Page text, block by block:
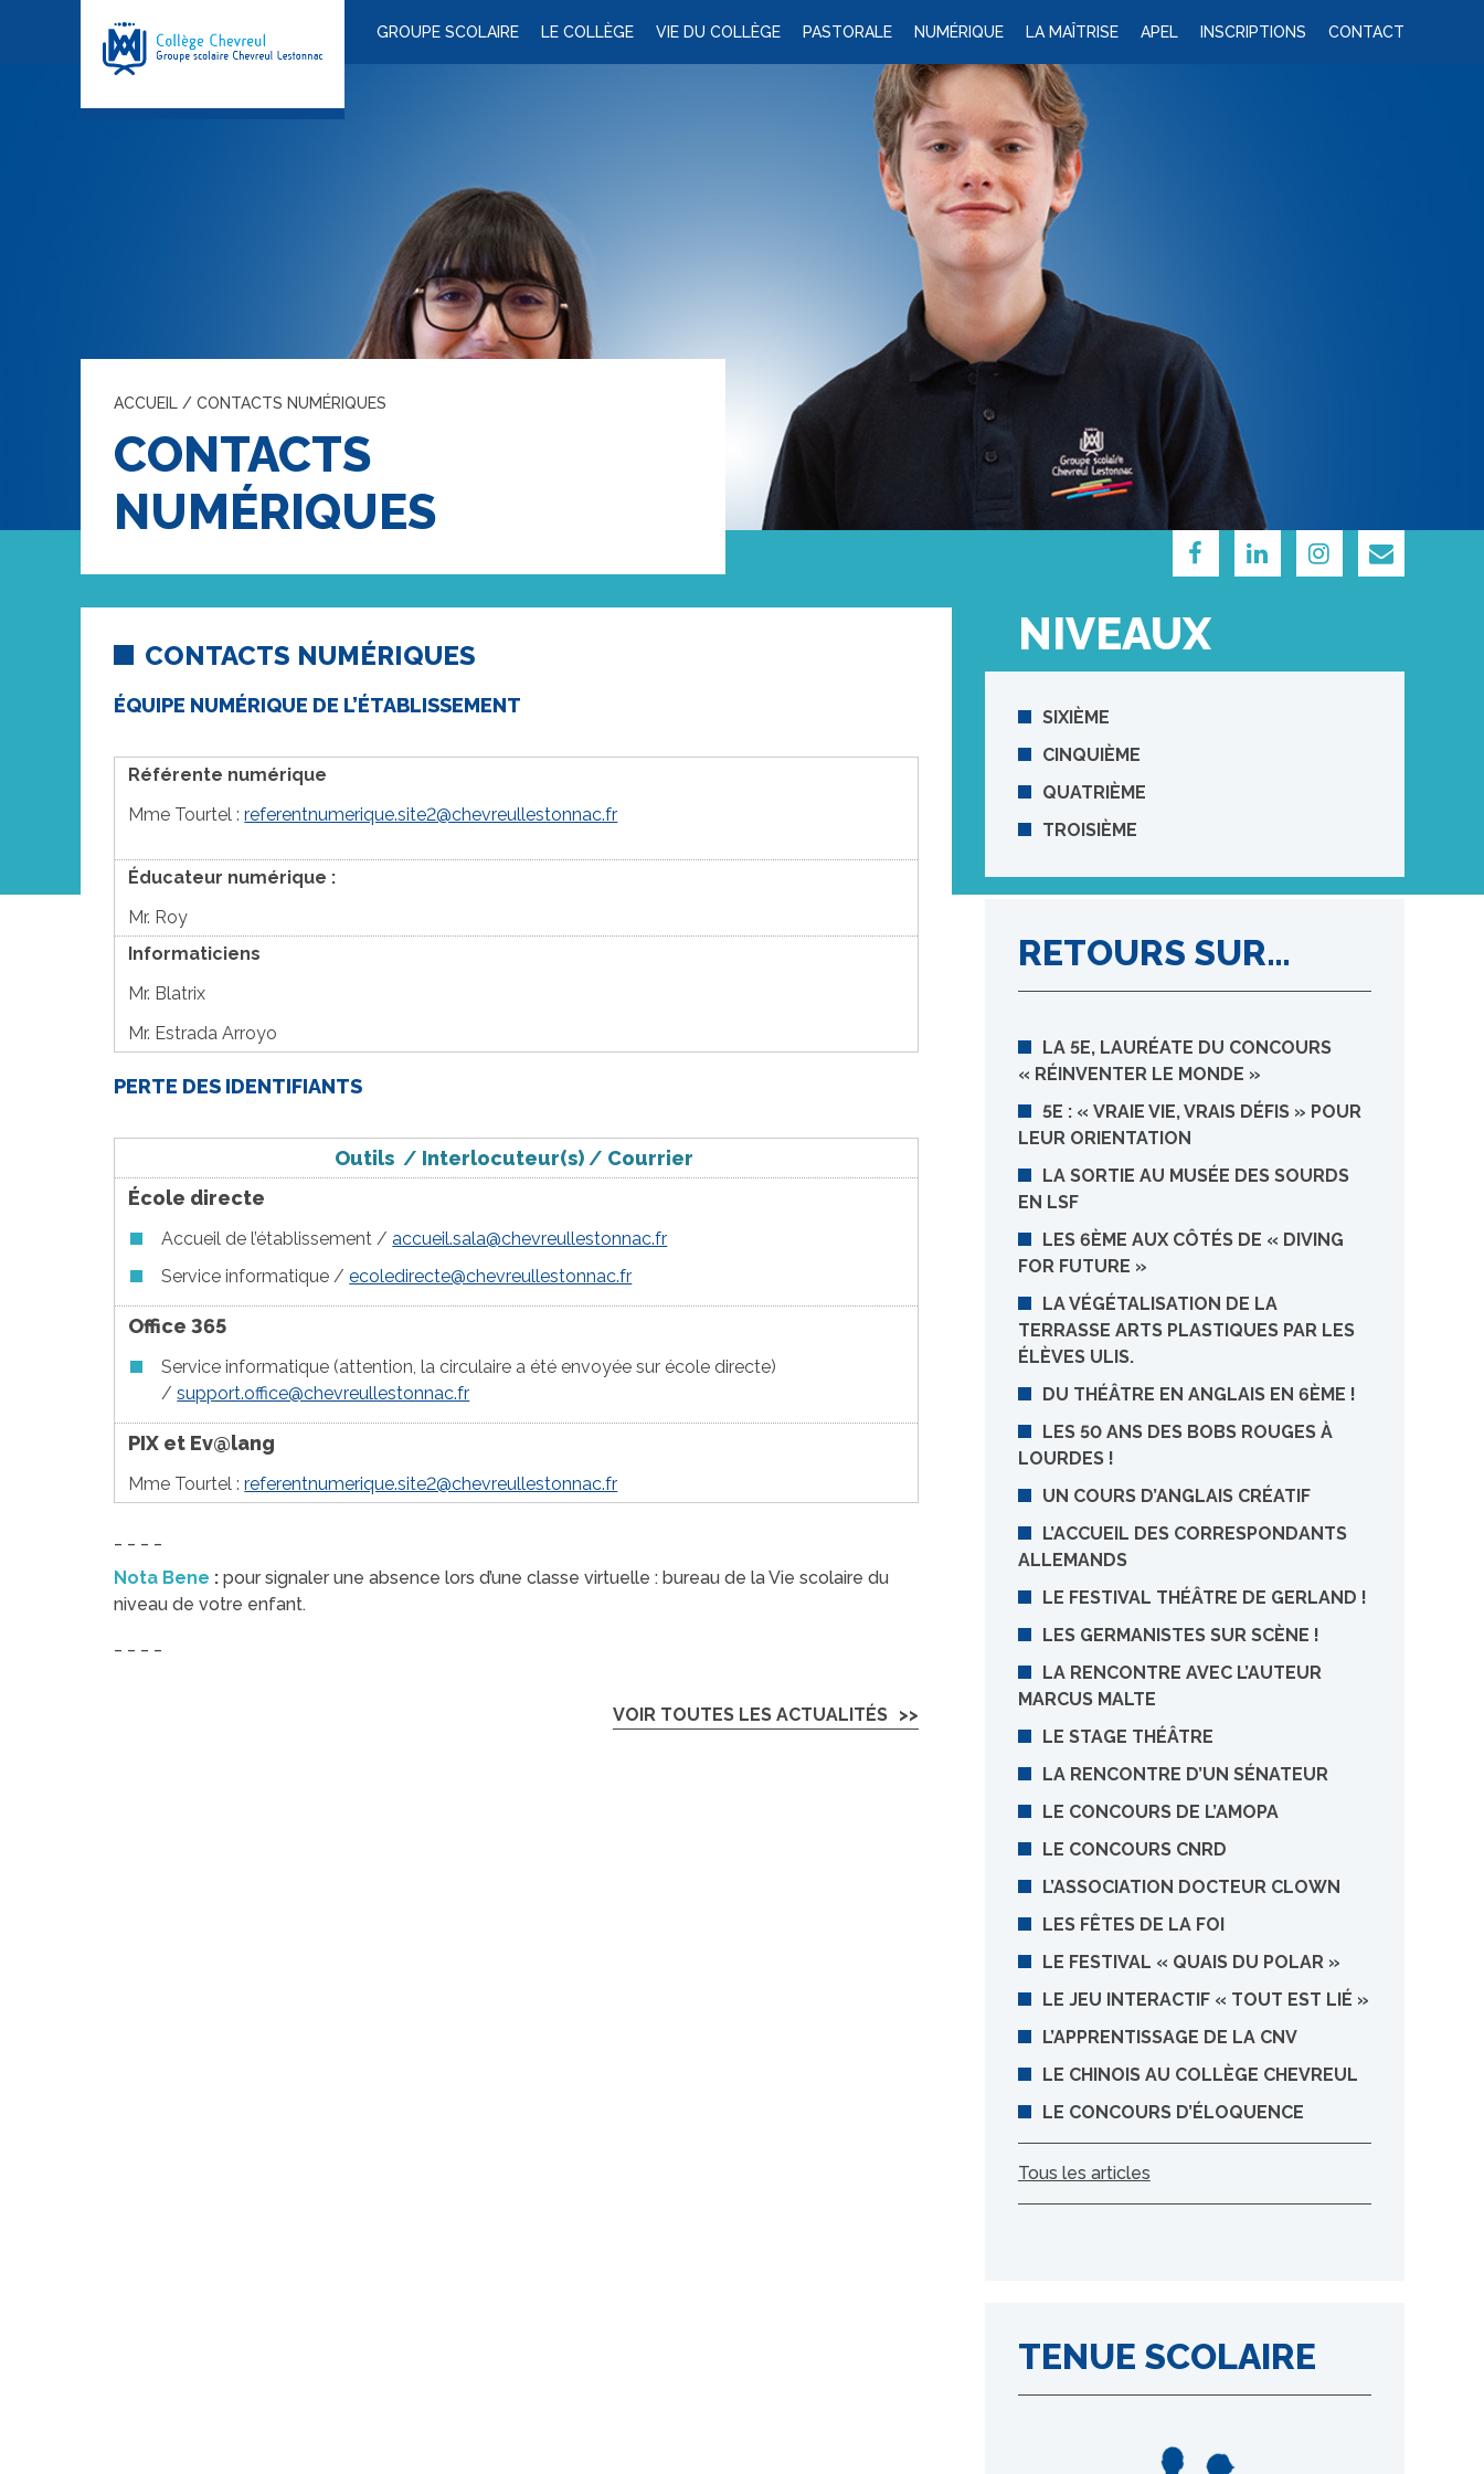
GROUPE SCOLAIRE LE COLLÈGE VIE DU COLLÈGE PASTORALE NUMÉRIQUE LA MAÎTRISE APEL INSCRIPTIONS CONTACT
ACCUEIL / CONTACTS NUMÉRIQUES
CONTACTS
NUMÉRIQUES
CONTACTS NUMÉRIQUES
ÉQUIPE NUMÉRIQUE DE L’ÉTABLISSEMENT
Référente numérique
Mme Tourtel :referentnumerique.site2@chevreullestonnac.fr
Éducateur numérique :
Mr. Roy
Informaticiens
Mr. Blatrix
Mr. Estrada Arroyo
PERTE DES IDENTIFIANTS
Outils/ Interlocuteur(s)/ Courrier
École directe
Accueil de l’établissement /accueil.sala@chevreullestonnac.fr
Service informatique /ecoledirecte@chevreullestonnac.fr
Office 365
Service informatique (attention, la circulaire a été envoyée sur école directe)
/support.office@chevreullestonnac.fr
PIX et Ev@lang
Mme Tourtel :referentnumerique.site2@chevreullestonnac.fr
Nota Bene : pour signaler une absence lors d’une classe virtuelle : bureau de la Vie scolaire du
niveau de votre enfant.
VOIR TOUTES LES ACTUALITÉS
NIVEAUX
SIXIÈME
CINQUIÈME
QUATRIÈME
TROISIÈME
RETOURS SUR…
LA 5E, LAURÉATE DU CONCOURS
« RÉINVENTER LE MONDE »
5E : « VRAIE VIE, VRAIS DÉFIS » POUR
LEUR ORIENTATION
LA SORTIE AU MUSÉE DES SOURDS
EN LSF
LES 6ÈME AUX CÔTÉS DE « DIVING
FOR FUTURE »
LA VÉGÉTALISATION DE LA
TERRASSE ARTS PLASTIQUES PAR LES
ÉLÈVES ULIS.
DU THÉÂTRE EN ANGLAIS EN 6ÈME !
LES 50 ANS DES BOBS ROUGES À
LOURDES !
UN COURS D’ANGLAIS CRÉATIF
L’ACCUEIL DES CORRESPONDANTS
ALLEMANDS
LE FESTIVAL THÉÂTRE DE GERLAND !
LES GERMANISTES SUR SCÈNE !
LA RENCONTRE AVEC L’AUTEUR
MARCUS MALTE
LE STAGE THÉÂTRE
LA RENCONTRE D’UN SÉNATEUR
LE CONCOURS DE L’AMOPA
LE CONCOURS CNRD
L’ASSOCIATION DOCTEUR CLOWN
LES FÊTES DE LA FOI
LE FESTIVAL « QUAIS DU POLAR »
LE JEU INTERACTIF « TOUT EST LIÉ »
L’APPRENTISSAGE DE LA CNV
LE CHINOIS AU COLLÈGE CHEVREUL
LE CONCOURS D’ÉLOQUENCE
Tous les articles
TENUE SCOLAIRE